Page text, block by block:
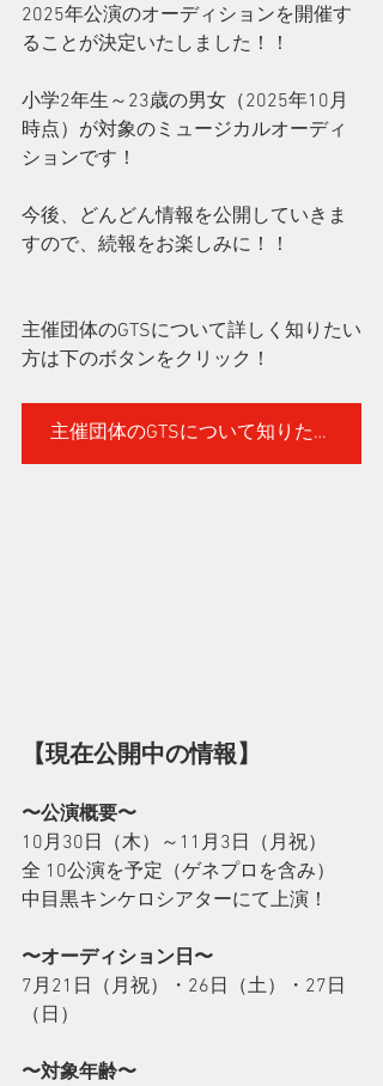
2025年公演のオーディションを開催す
ることが決定いたしました！！
小学2年生～23歳の男女（2025年10月
時点）が対象のミュージカルオーディ
ションです！
今後、どんどん情報を公開していきま
すので、続報をお楽しみに！！
主催団体のGTSについて詳しく知りたい
方は下のボタンをクリック！
主催団体のGTSについて知りたい方はこちら！
【現在公開中の情報】
〜公演概要〜
10月30日（木）～11月3日（月祝）
全 10公演を予定（ゲネプロを含み）
中目黒キンケロシアターにて上演！
〜オーディション日〜
7月21日（月祝）・26日（土）・27日
（日）
〜対象年齢〜